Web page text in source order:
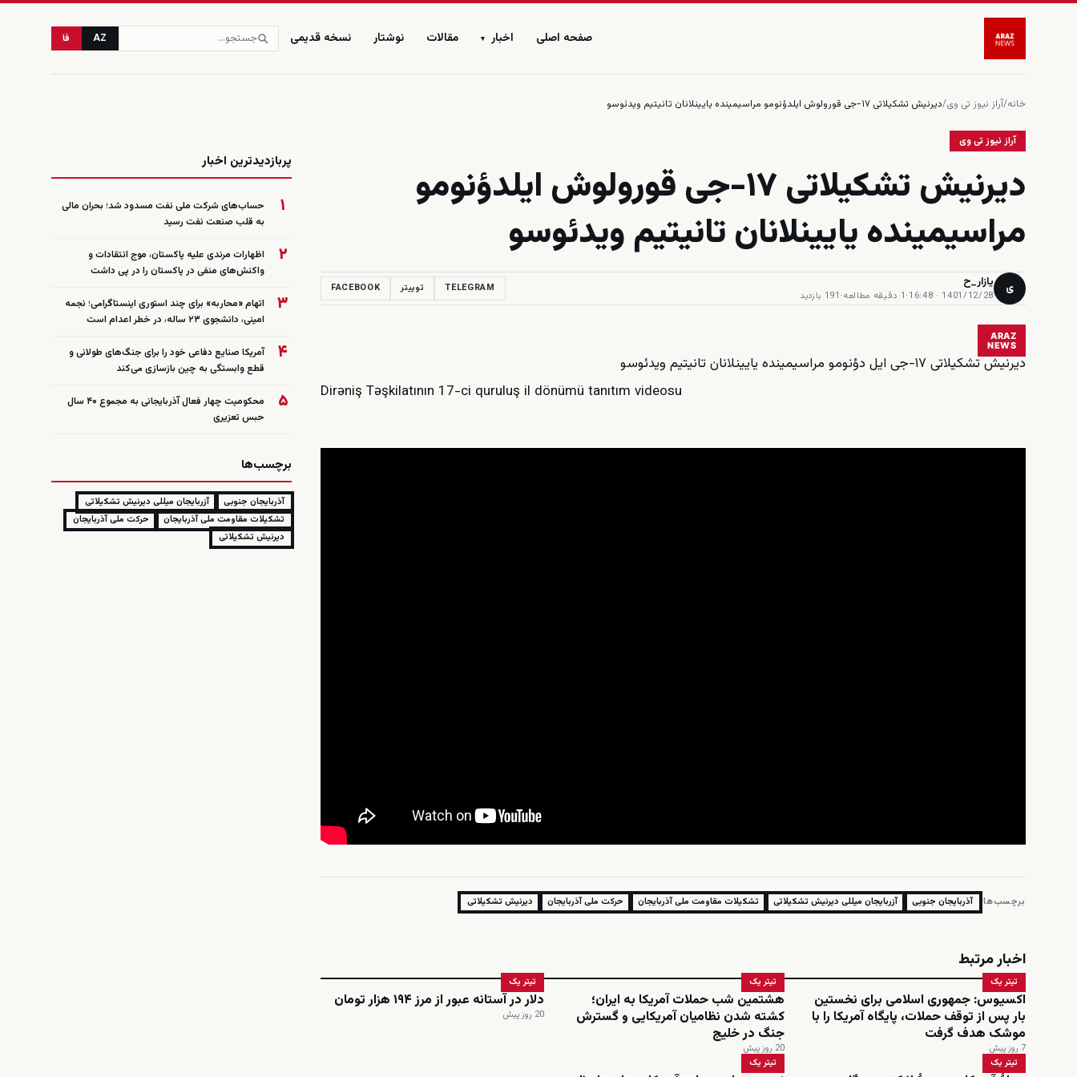
صفحه اصلی اخبار ▾ مقالات نوشتار نسخه قدیمی AZ فا
خانه/آراز نیوز تی وی/دیرنیش تشکیلاتی ۱۷-جی قورولوش ایلدؤنومو مراسیمینده یایینلانان تانیتیم ویدئوسو
آراز نیوز تی وی
دیرنیش تشکیلاتی ۱۷-جی قورولوش ایلدؤنومو
مراسیمینده یایینلانان تانیتیم ویدئوسو
ی یازار_ح
1401/12/28 · 16:48
·1 دقیقه مطالعه ·191 بازدید
TELEGRAM توییتر FACEBOOK
ARAZ
NEWS
دیرنیش تشکیلاتی ۱۷-جی ایل دؤنومو مراسیمینده یایینلانان تانیتیم ویدئوسو
Dirəniş Təşkilatının 17-ci quruluş il dönümü tanıtım videosu
برچسب‌ها: آذربایجان جنوبی آزربایجان میللی دیرنیش تشکیلاتی تشکیلات مقاومت ملی آذربایجان حرکت ملی آذربایجان دیرنیش تشکیلاتی
اخبار مرتبط
تیتر یک
اکسیوس: جمهوری اسلامی برای نخستین
بار پس از توقف حملات، پایگاه آمریکا را با
موشک هدف گرفت
7 روز پیش
تیتر یک
هشتمین شب حملات آمریکا به ایران؛
کشته شدن نظامیان آمریکایی و گسترش
جنگ در خلیج
20 روز پیش
تیتر یک
دلار در آستانه عبور از مرز ۱۹۴ هزار تومان
20 روز پیش
تیتر یک تیتر یک
پربازدیدترین اخبار
۱
حساب‌های شرکت ملی نفت مسدود شد؛ بحران مالی
به قلب صنعت نفت رسید
۲
اظهارات مرندی علیه پاکستان، موج انتقادات و
واکنش‌های منفی در پاکستان را در پی داشت
۳
اتهام «محاربه» برای چند استوری اینستاگرامی؛ نجمه
امینی، دانشجوی ۲۳ ساله، در خطر اعدام است
۴
آمریکا صنایع دفاعی خود را برای جنگ‌های طولانی و
قطع وابستگی به چین بازسازی می‌کند
۵
محکومیت چهار فعال آذربایجانی به مجموع ۴۰ سال
حبس تعزیری
برچسب‌ها
آذربایجان جنوبی
آزربایجان میللی دیرنیش تشکیلاتی
تشکیلات مقاومت ملی آذربایجان
حرکت ملی آذربایجان
دیرنیش تشکیلاتی